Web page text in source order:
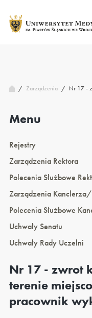
treści
strony
/ Zarządzenia / Nr 17 -
Menu
Rejestry
Zarządzenia Rektora
Polecenia Służbowe
Zarządzenia
Polecenia Służbowe
Uchwały Senatu
Uchwały Rady Uczelni
Nr 17 - zwrot
terenie
pracownik